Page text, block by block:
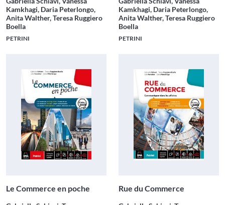
Kamkhagi, Daria Peterlongo,
Anita Walther, Teresa Ruggiero
Boella
PETRINI
Kamkhagi, Daria Peterlongo,
Anita Walther, Teresa Ruggiero
Boella
PETRINI
Le Commerce en poche Rue du Commerce